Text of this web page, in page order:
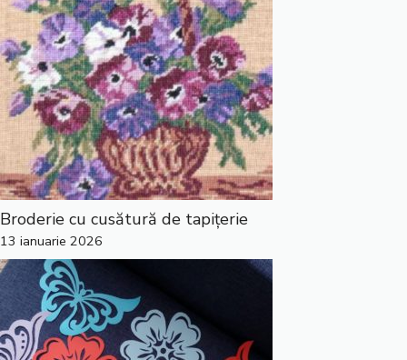
Broderie cu cusătură de tapițerie
13 ianuarie 2026